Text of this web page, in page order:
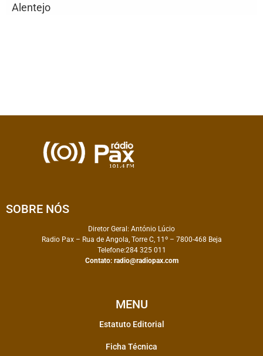
Alentejo
SOBRE NÓS
Diretor Geral: António Lúcio
Radio Pax – Rua de Angola, Torre C, 11º – 7800-468 Beja
Telefone:284 325 011
Contato: radio@radiopax.com
MENU
Estatuto Editorial
Ficha Técnica